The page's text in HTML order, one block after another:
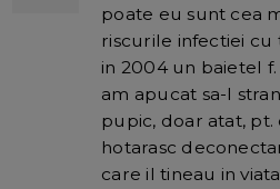
poate eu sunt cea
riscurile infectiei cu
in 2004 un baietel
am apucat sa-l
pupic, doar atat, pt.
hotarasc
care il tineau in